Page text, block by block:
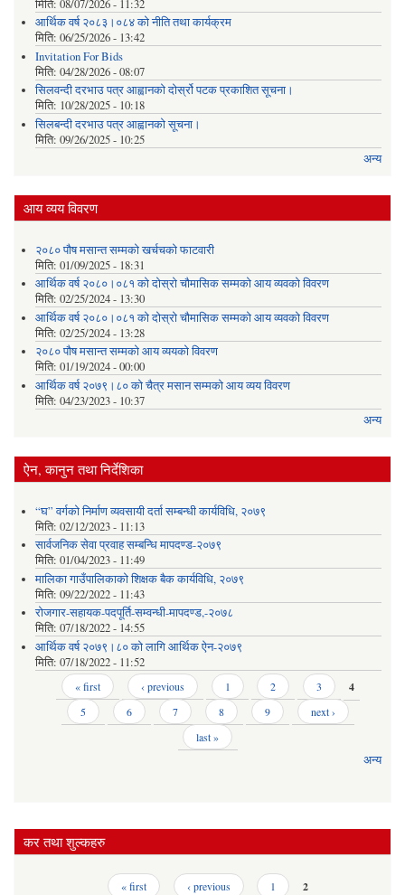
मिति: 08/07/2026 - 11:32
आर्थिक वर्ष २०८३।०८४ को नीति तथा कार्यक्रम
मिति: 06/25/2026 - 13:42
Invitation For Bids
मिति: 04/28/2026 - 08:07
सिलवन्दी दरभाउ पत्र आह्वानको दोर्स्रो पटक प्रकाशित सूचना।
मिति: 10/28/2025 - 10:18
सिलबन्दी दरभाउ पत्र आह्वानको सूचना।
मिति: 09/26/2025 - 10:25
अन्य
आय व्यय विवरण
२०८० पौष मसान्त सम्मको खर्चचको फाटवारी
मिति: 01/09/2025 - 18:31
आर्थिक वर्ष २०८०।०८१ को दोस्रो चौमासिक सम्मको आय व्यवको विवरण
मिति: 02/25/2024 - 13:30
आर्थिक वर्ष २०८०।०८१ को दोस्रो चौमासिक सम्मको आय व्यवको विवरण
मिति: 02/25/2024 - 13:28
२०८० पौष मसान्त सम्मको आय व्ययको विवरण
मिति: 01/19/2024 - 00:00
आर्थिक वर्ष २०७९।८० को चैत्र मसान सम्मको आय व्यय विवरण
मिति: 04/23/2023 - 10:37
अन्य
ऐन, कानुन तथा निर्देशिका
“घ” वर्गको निर्माण व्यवसायी दर्ता सम्बन्धी कार्यविधि, २०७९
मिति: 02/12/2023 - 11:13
सार्वजनिक सेवा प्रवाह सम्बन्धि मापदण्ड-२०७९
मिति: 01/04/2023 - 11:49
मालिका गाउँपालिकाको शिक्षक बैक कार्यविधि, २०७९
मिति: 09/22/2022 - 11:43
रोजगार-सहायक-पदपूर्ति-सम्वन्धी-मापदण्ड,-२०७८
मिति: 07/18/2022 - 14:55
आर्थिक वर्ष २०७९।८० को लागि आर्थिक ऐन-२०७९
मिति: 07/18/2022 - 11:52
« first ‹ previous 1 2 3 4
5 6 7 8 9
next ›
last »
अन्य
कर तथा शुल्कहरु
« first ‹ previous 1
2